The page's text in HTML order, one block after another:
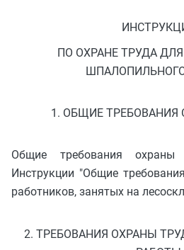
ПО ОХРАНЕ ТРУДА
1. ОБЩИЕ ТРЕБОВАНИЯ
Общие требования
Инструкции "Общие
работников, занятых на
2. ТРЕБОВАНИЯ ОХРАНЫ